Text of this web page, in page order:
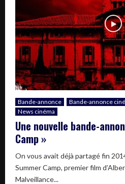
Bande-annonce Bande-annonce
News cinéma
Une nouvelle bande-
Camp »
On vous avait déjà partagé fin
Summer Camp, premier film
Malveillance...